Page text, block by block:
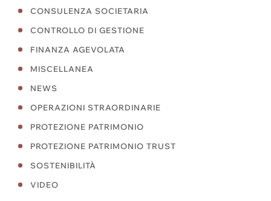
CONSULENZA SOCIETARIA
CONTROLLO DI GESTIONE
FINANZA AGEVOLATA
MISCELLANEA
NEWS
OPERAZIONI STRAORDINARIE
PROTEZIONE PATRIMONIO
PROTEZIONE PATRIMONIO TRUST
SOSTENIBILITÀ
VIDEO